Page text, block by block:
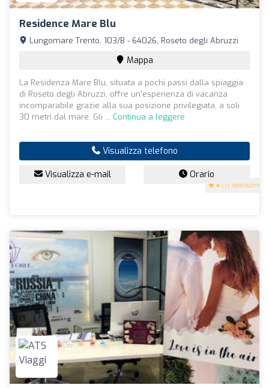
Residence Mare Blu
4 (77 recensioni)
Lungomare Trento, 103/B - 64026, Roseto degli Abruzzi
Mappa
La Residenza Mare Blu, situata a pochi passi dalla spiaggia
di Roseto degli Abruzzi, offre un'esperienza di vacanza
incomparabile grazie alla sua posizione privilegiata, a soli
30 metri dal mare. Gli ... Continua a leggere
Visualizza telefono
Visualizza e-mail Orario